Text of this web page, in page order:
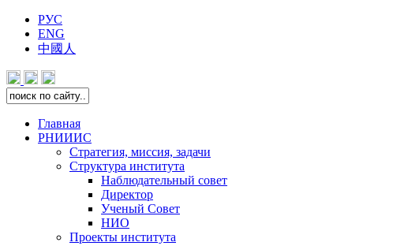
РУС
ENG
中國人
Главная
РНИИИС
Стратегия, миссия, задачи
Структура института
Наблюдательный совет
Директор
Ученый Совет
НИО
Проекты института